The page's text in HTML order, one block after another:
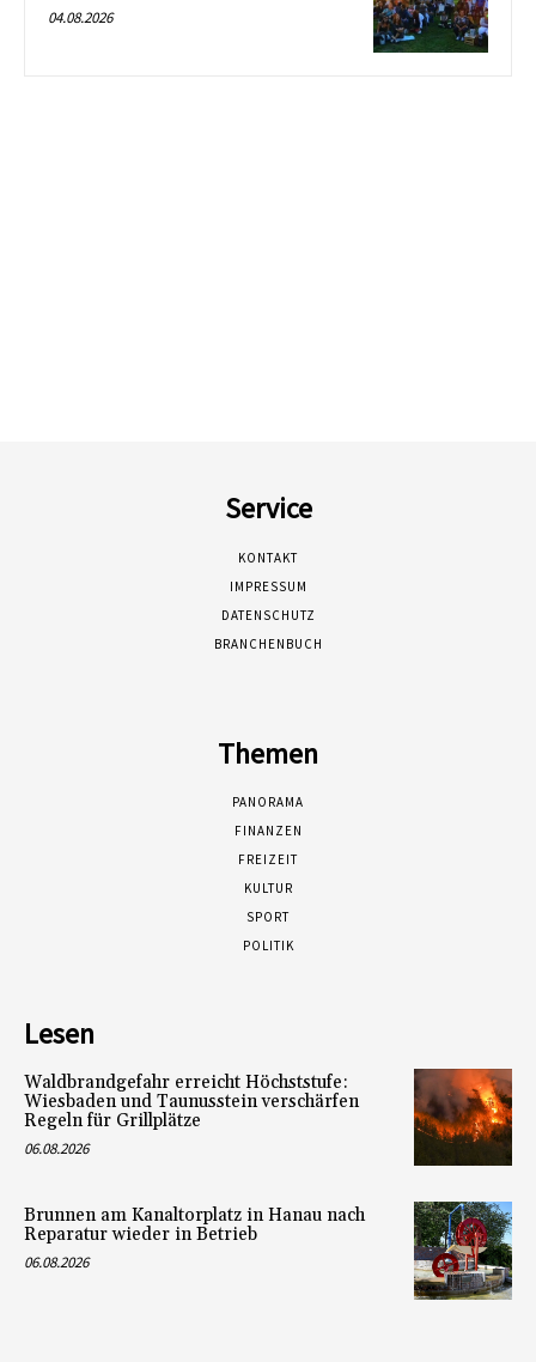
04.08.2026
Service
KONTAKT
IMPRESSUM
DATENSCHUTZ
BRANCHENBUCH
Themen
PANORAMA
FINANZEN
FREIZEIT
KULTUR
SPORT
POLITIK
Lesen
Waldbrandgefahr erreicht Höchststufe:
Wiesbaden und Taunusstein verschärfen
Regeln für Grillplätze
06.08.2026
Brunnen am Kanaltorplatz in Hanau nach
Reparatur wieder in Betrieb
06.08.2026